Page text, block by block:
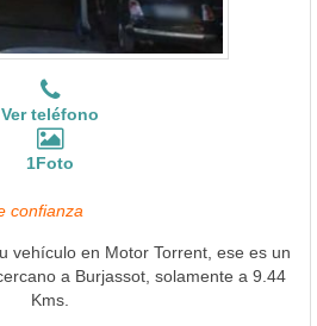
Ver teléfono
1Foto
confianza
vehículo en Motor Torrent, ese es un
a Burjassot, solamente a 9.44
Kms.